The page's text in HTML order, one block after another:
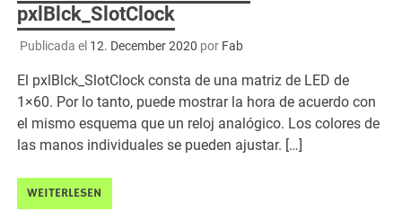
pxlBlck_SlotClock
Publicada el 12. December 2020 por Fab
El pxlBlck_SlotClock consta de una matriz de LED de
1×60. Por lo tanto, puede mostrar la hora de acuerdo con
el mismo esquema que un reloj analógico. Los colores de
las manos individuales se pueden ajustar. […]
WEITERLESEN